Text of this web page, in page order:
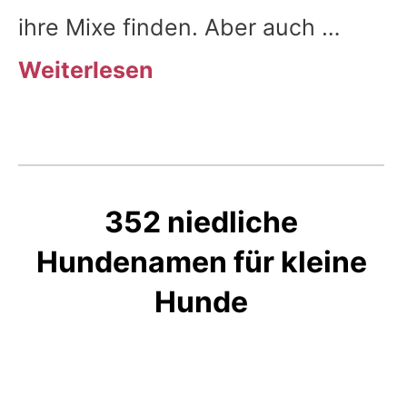
ihre Mixe finden. Aber auch …
Weiterlesen
352 niedliche
Hundenamen für kleine
Hunde